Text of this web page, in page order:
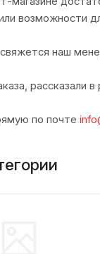
возможности
наш
рассказали в
по почте